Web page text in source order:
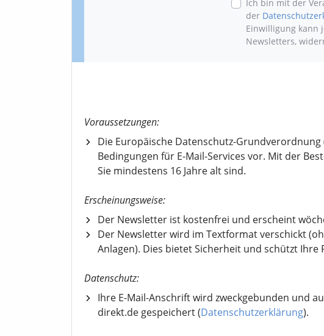
Ich bin mit der
der
Einwilligung kann
Newsletters,
Voraussetzungen:
Die Europäische Datenschutz-Grundverordnung
Bedingungen für E-Mail-Services vor. Mit der
Sie mindestens 16 Jahre alt sind.
Erscheinungsweise:
Der Newsletter ist kostenfrei und erscheint
Der Newsletter wird im Textformat verschickt
Anlagen). Dies bietet Sicherheit und schützt Ihre
Datenschutz:
Ihre E-Mail-Anschrift wird zweckgebunden und
direkt.de gespeichert (Datenschutzerklärung).